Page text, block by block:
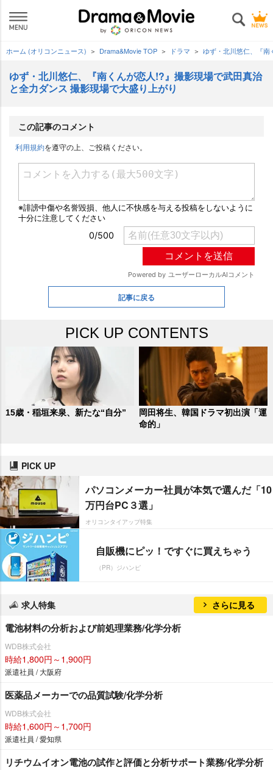
ホーム (オリコンニュース) Drama&Movie TOP ドラマ ゆず・北川悠仁、『
ゆず・北川悠仁、『南くんが恋人!?』撮影現場で武田真治
と全力ダンス 撮影現場で大盛り上がり
この記事のコメント
利用規約を遵守の上、ご投稿ください。
記事に戻る
PICK UP CONTENTS
15歳・稲垣来泉、新たな“自分”
岡田将生、韓国ドラマ初出演「運
命的」
PICK UP
パソコンメーカー社員が本気で選んだ「10
万円台PC３選」
オリコンタイアップ特集
自販機にピッ！ですぐに買えちゃう
（PR）ジハンピ
求人特集 さらに見る
電池材料の分析および前処理業務/化学分析
WDB株式会社
時給1,800円～1,900円
派遣社員 / 大阪府
医薬品メーカーでの品質試験/化学分析
WDB株式会社
時給1,600円～1,700円
派遣社員 / 愛知県
リチウムイオン電池の試作と評価と分析サポート業務/化学分析